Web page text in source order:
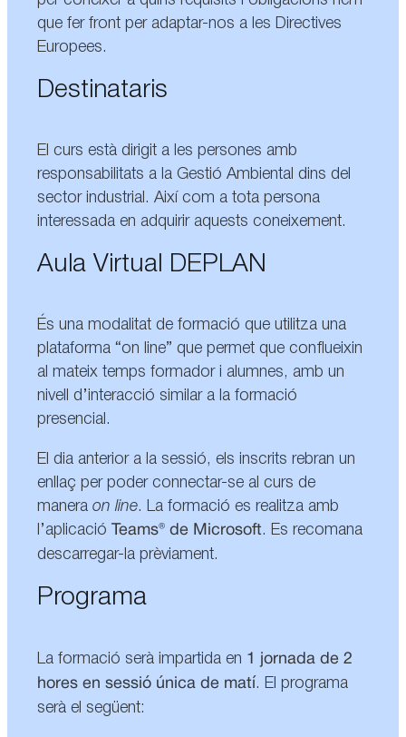
que fer front per adaptar-nos a les Directives
Europees.
Destinataris
El curs està dirigit a les persones amb
responsabilitats a la Gestió Ambiental dins del
sector industrial. Així com a tota persona
interessada en adquirir aquests coneixement.
Aula Virtual DEPLAN
És una modalitat de formació que utilitza una
plataforma “on line” que permet que conflueixin
al mateix temps formador i alumnes, amb un
nivell d’interacció similar a la formació
presencial.
El dia anterior a la sessió, els inscrits rebran un
enllaç per poder connectar-se al curs de
maneraon line. La formació es realitza amb
l’aplicació
Teams® de Microsoft. Es recomana
descarregar-la prèviament.
Programa
La formació serà impartida en 1 jornada de 2
hores en sessió única de matí. El programa
serà el següent: